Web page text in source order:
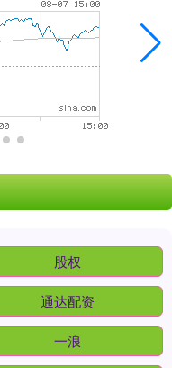
股权
通达配资
一浪